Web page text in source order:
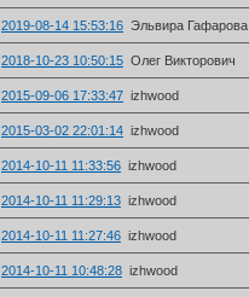
2019-08-14 15:53:16 Эльвира Гафарова
2018-10-23 10:50:15 Олег Викторович
2015-09-06 17:33:47 izhwood
2015-03-02 22:01:14 izhwood
2014-10-11 11:33:56 izhwood
2014-10-11 11:29:13 izhwood
2014-10-11 11:27:46 izhwood
2014-10-11 10:48:28 izhwood